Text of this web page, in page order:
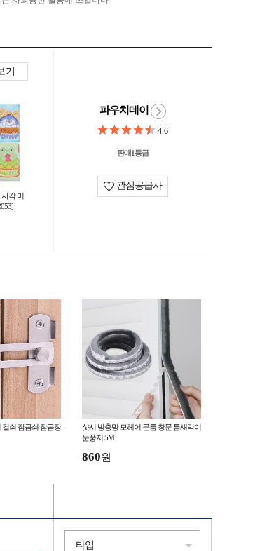
기
각 미
파우치데이
4.6
판매1등급
관심공급사
걸쇠 잠금쇠 잠금장
샷시 방충망 모헤어 문틈 창문 틈새막이
문풍지 5M
860원
타입